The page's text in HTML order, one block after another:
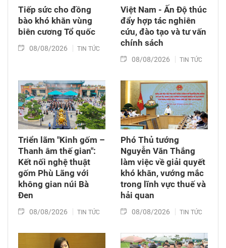
Tiếp sức cho đồng
bào khó khăn vùng
biên cương Tổ quốc
08/08/2026 TIN TỨC
Việt Nam - Ấn Độ thúc
đẩy hợp tác nghiên
cứu, đào tạo và tư vấn
chính sách
08/08/2026 TIN TỨC
Triển lãm "Kinh gốm –
Thanh âm thế gian":
Kết nối nghệ thuật
gốm Phù Lãng với
không gian núi Bà
Đen
08/08/2026 TIN TỨC
Phó Thủ tướng
Nguyễn Văn Thắng
làm việc về giải quyết
khó khăn, vướng mắc
trong lĩnh vực thuế và
hải quan
08/08/2026 TIN TỨC